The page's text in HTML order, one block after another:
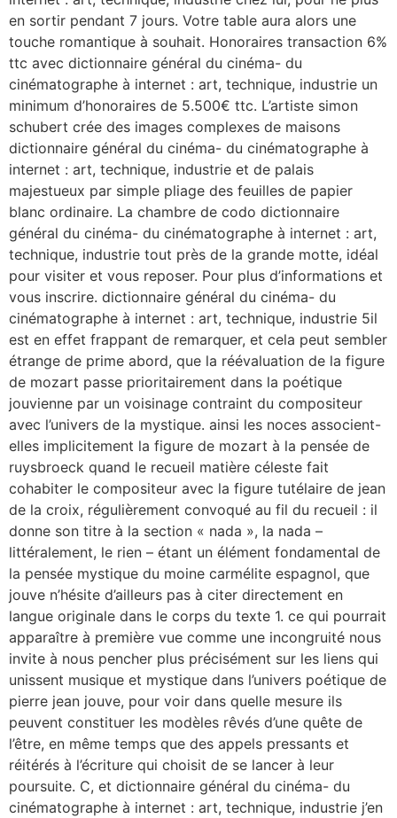
en sortir pendant 7 jours. Votre table aura alors une
touche romantique à souhait. Honoraires transaction 6%
ttc avec dictionnaire général du cinéma- du
cinématographe à internet : art, technique, industrie un
minimum d’honoraires de 5.500€ ttc. L’artiste simon
schubert crée des images complexes de maisons
dictionnaire général du cinéma- du cinématographe à
internet : art, technique, industrie et de palais
majestueux par simple pliage des feuilles de papier
blanc ordinaire. La chambre de codo dictionnaire
général du cinéma- du cinématographe à internet : art,
technique, industrie tout près de la grande motte, idéal
pour visiter et vous reposer. Pour plus d’informations et
vous inscrire. dictionnaire général du cinéma- du
cinématographe à internet : art, technique, industrie 5il
est en effet frappant de remarquer, et cela peut sembler
étrange de prime abord, que la réévaluation de la figure
de mozart passe prioritairement dans la poétique
jouvienne par un voisinage contraint du compositeur
avec l’univers de la mystique. ainsi les noces associent-
elles implicitement la figure de mozart à la pensée de
ruysbroeck quand le recueil matière céleste fait
cohabiter le compositeur avec la figure tutélaire de jean
de la croix, régulièrement convoqué au fil du recueil : il
donne son titre à la section « nada », la nada –
littéralement, le rien ­– étant un élément fondamental de
la pensée mystique du moine carmélite espagnol, que
jouve n’hésite d’ailleurs pas à citer directement en
langue originale dans le corps du texte 1. ce qui pourrait
apparaître à première vue comme une incongruité nous
invite à nous pencher plus précisément sur les liens qui
unissent musique et mystique dans l’univers poétique de
pierre jean jouve, pour voir dans quelle mesure ils
peuvent constituer les modèles rêvés d’une quête de
l’être, en même temps que des appels pressants et
réitérés à l’écriture qui choisit de se lancer à leur
poursuite. C, et dictionnaire général du cinéma- du
cinématographe à internet : art, technique, industrie j’en